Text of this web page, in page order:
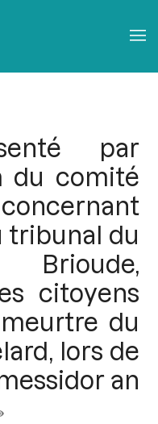
par
du comité
tribunal du
citoyens
du
lors de
an